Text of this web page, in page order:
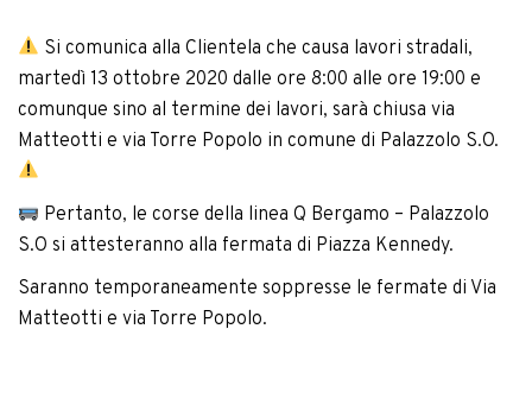
Si comunica alla Clientela che causa lavori stradali,
martedì 13 ottobre 2020 dalle ore 8:00 alle ore 19:00 e
comunque sino al termine dei lavori, sarà chiusa via
Matteotti e via Torre Popolo in comune di Palazzolo S.O.
Pertanto, le corse della linea Q Bergamo – Palazzolo
S.O si attesteranno alla fermata di Piazza Kennedy.
Saranno temporaneamente soppresse le fermate di Via
Matteotti e via Torre Popolo.